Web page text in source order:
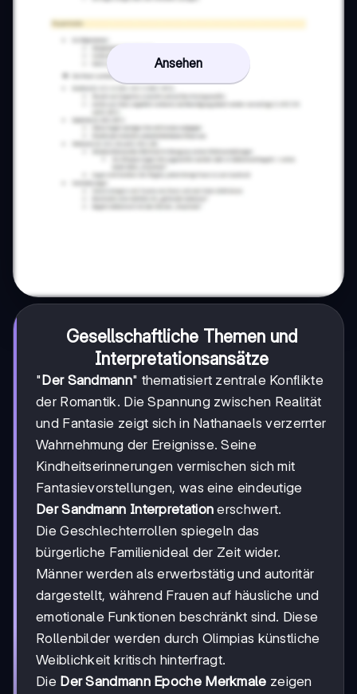
Ansehen
Gesellschaftliche Themen und
Interpretationsansätze
" Der Sandmann" thematisiert zentrale Konflikte
der Romantik. Die Spannung zwischen Realität
und Fantasie zeigt sich in Nathanaels verzerrter
Wahrnehmung der Ereignisse. Seine
Kindheitserinnerungen vermischen sich mit
Fantasievorstellungen, was eine eindeutige
Der Sandmann Interpretation erschwert.
Die Geschlechterrollen spiegeln das
bürgerliche Familienideal der Zeit wider.
Männer werden als erwerbstätig und autoritär
dargestellt, während Frauen auf häusliche und
emotionale Funktionen beschränkt sind. Diese
Rollenbilder werden durch Olimpias künstliche
Weiblichkeit kritisch hinterfragt.
Die Der Sandmann Epoche Merkmale zeigen